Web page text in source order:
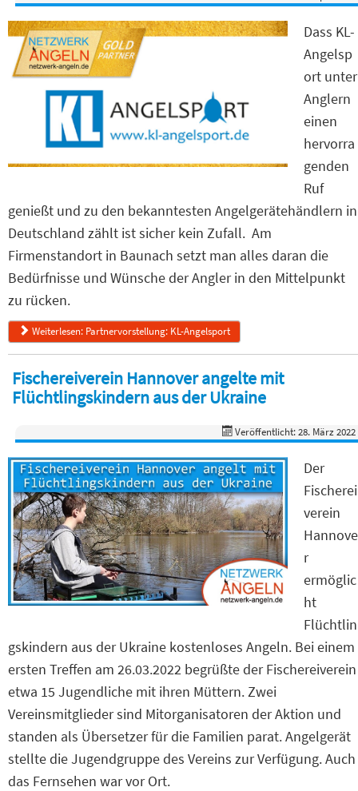
Dass KL-
Angelsp
ort unter
Anglern
einen
hervorra
genden
Ruf
genießt und zu den bekanntesten Angelgerätehändlern in
Deutschland zählt ist sicher kein Zufall. Am
Firmenstandort in Baunach setzt man alles daran die
Bedürfnisse und Wünsche der Angler in den Mittelpunkt
zu rücken.
Weiterlesen: Partnervorstellung: KL-Angelsport
Fischereiverein Hannover angelte mit
Flüchtlingskindern aus der Ukraine
Veröffentlicht: 28. März 2022
Der
Fischerei
verein
Hannove
r
ermöglic
ht
Flüchtlin
gskindern aus der Ukraine kostenloses Angeln. Bei einem
ersten Treffen am 26.03.2022 begrüßte der Fischereiverein
etwa 15 Jugendliche mit ihren Müttern. Zwei
Vereinsmitglieder sind Mitorganisatoren der Aktion und
standen als Übersetzer für die Familien parat. Angelgerät
stellte die Jugendgruppe des Vereins zur Verfügung. Auch
das Fernsehen war vor Ort.